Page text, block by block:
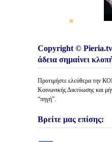
Copyright © Pieria.tv
άδεια σημαίνει
Προτιμήστε ελεύθερα την
Κοινωνικής Δικτύωσης και
“πηγή”.
Βρείτε μας επίσης: